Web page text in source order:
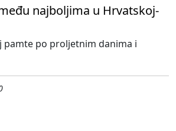
najboljima u Hrvatskoj-
pamte po proljetnim danima i